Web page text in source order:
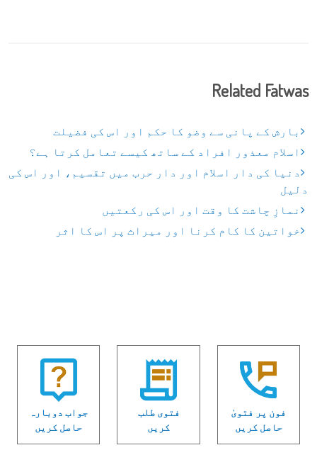
Related Fatwas
بارش کے پانی سے وضو کا حکم اور اس کی فضیلت
اسلام معذور افراد کے ساتھ کیسے تعامل کرتا ہے؟
دنیا کی دار اسلام اور دار حرب میں تقسیم، اور اس کی
دلیل
نمازِ چاشت کا وقت اور اس کی رکعتیں
خواتین کا کام کرنا اور میراث پر اس کا اثر
فون پر فتویٰ
حاصل کریں
فتوی طلب
کریں
جواب دوبارہ
حاصل کریں